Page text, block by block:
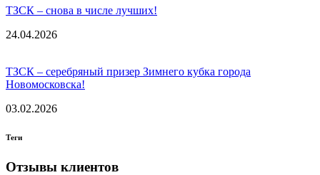
ТЗСК – снова в числе лучших!
24.04.2026
ТЗСК – серебряный призер Зимнего кубка города
Новомосковска!
03.02.2026
Теги
Отзывы клиентов